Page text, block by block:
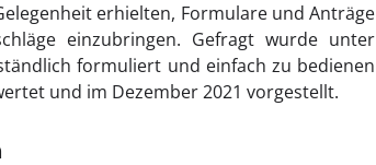
erhielten, Formulare und Anträge
einzubringen. Gefragt wurde unter
formuliert und einfach zu bedienen
und im Dezember 2021 vorgestellt.